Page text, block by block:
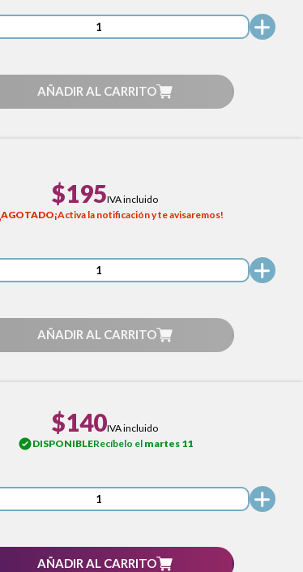
AÑADIR AL CARRITO
$195IVA incluido
AGOTADO¡Activa la notificación y te avisaremos!
AÑADIR AL CARRITO
$140IVA incluido
DISPONIBLERecíbelo el martes 11
AÑADIR AL CARRITO